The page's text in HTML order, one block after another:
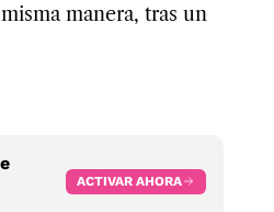
manera, tras un
ACTIVAR AHORA